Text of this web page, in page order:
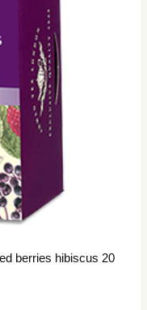
berries hibiscus 20